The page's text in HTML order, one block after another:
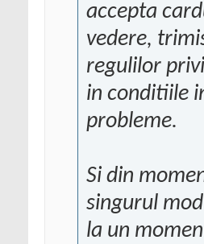
accepta
vedere,
regulilor
in conditiile
probleme.
Si din
singurul
la un